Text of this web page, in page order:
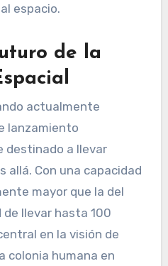
espacio.
de la
actualmente
lanzamiento
a llevar
allá. Con una capacidad
mayor que la del
de llevar hasta 100
en la visión de
colonia humana en